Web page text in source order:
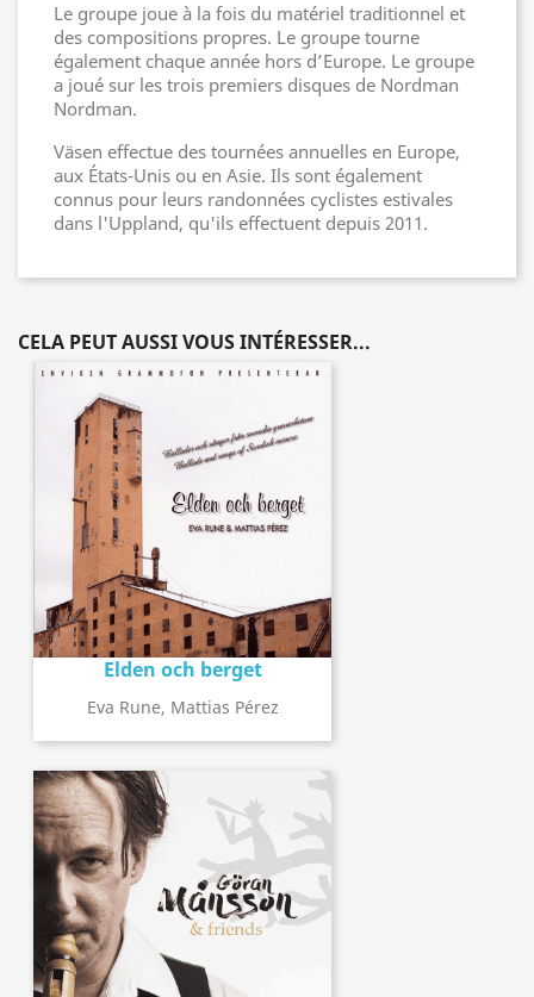
Le groupe joue à la fois du matériel traditionnel et
des compositions propres. Le groupe tourne
également chaque année hors d’Europe. Le groupe
a joué sur les trois premiers disques de Nordman
Nordman.
Väsen effectue des tournées annuelles en Europe,
aux États-Unis ou en Asie. Ils sont également
connus pour leurs randonnées cyclistes estivales
dans l'Uppland, qu'ils effectuent depuis 2011.
CELA PEUT AUSSI VOUS INTÉRESSER...
Elden och berget
Eva Rune, Mattias Pérez